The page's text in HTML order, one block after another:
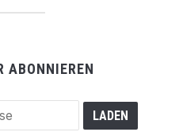
ABONNIEREN